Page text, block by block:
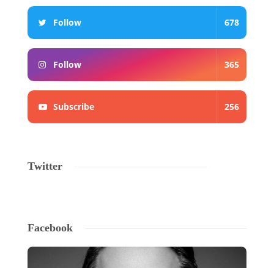
Follow 678
Follow 365
Subscribe 256
Twitter
Facebook